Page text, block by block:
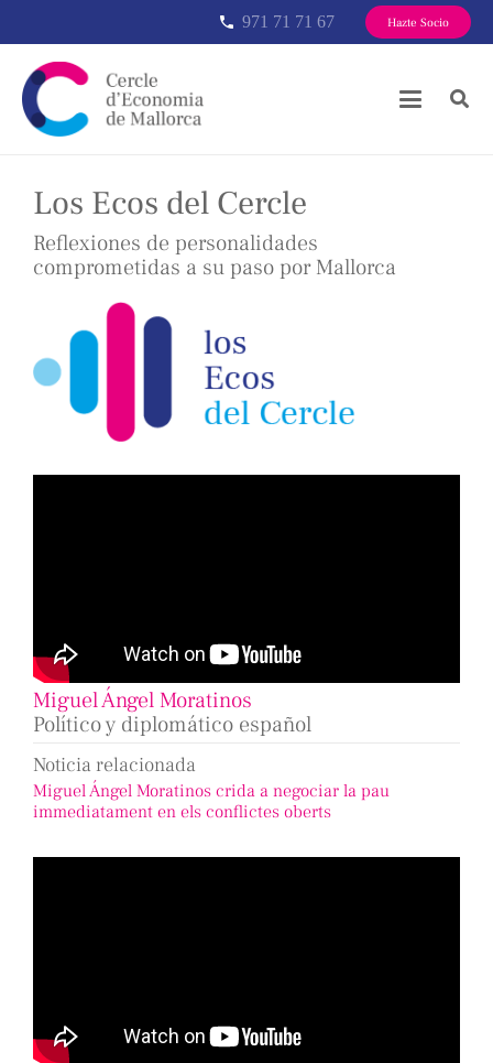
phone 971 71 71 67 Hazte Socio
Los Ecos del Cercle
Reflexiones de personalidades
comprometidas a su paso por Mallorca
Miguel Ángel Moratinos
Político y diplomático español
Noticia relacionada
Miguel Ángel Moratinos crida a negociar la pau
immediatament en els conflictes oberts